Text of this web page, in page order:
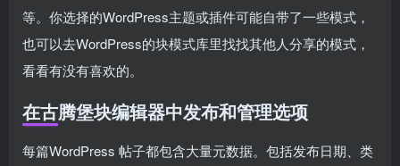
等。你选择的WordPress主题或插件可能自带了一些模式，
也可以去WordPress的块模式库里找找其他人分享的模式，
看看有没有喜欢的。
在古腾堡块编辑器中发布和管理选项
每篇WordPress 帖子都包含大量元数据。包括发布日期、类